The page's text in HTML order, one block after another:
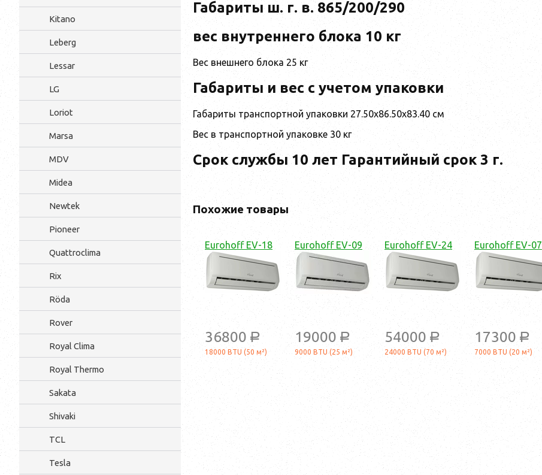
Kitano
Leberg
Lessar
LG
Loriot
Marsa
MDV
Midea
Newtek
Pioneer
Quattroclima
Rix
Röda
Rover
Royal Clima
Royal Thermo
Sakata
Shivaki
TCL
Tesla
Габариты ш. г. в. 865/200/290
вес внутреннего блока 10 кг
Вес внешнего блока 25 кг
Габариты и вес с учетом упаковки
Габариты транспортной упаковки 27.50х86.50х83.40 см
Вес в транспортной упаковке 30 кг
Срок службы 10 лет Гарантийный срок 3 г.
Похожие товары
Eurohoff EV-18
36800 a
18000 BTU (50 м²)
Eurohoff EV-09
19000 a
9000 BTU (25 м²)
Eurohoff EV-24
54000 a
24000 BTU (70 м²)
Eurohoff EV-07
17300 a
7000 BTU (20 м²)